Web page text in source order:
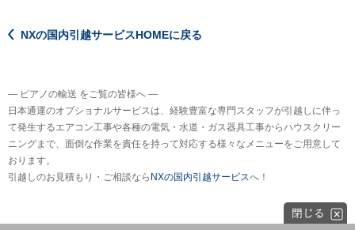
NXの国内引越サービスHOMEに戻る
― ピアノの輸送 をご覧の皆様へ ―
日本通運のオプショナルサービスは、経験豊富な専門スタッフが引越しに伴っ
て発生するエアコン工事や各種の電気・水道・ガス器具工事からハウスクリー
ニングまで、面倒な作業を責任を持って対応する様々なメニューをご用意して
おります。
引越しのお見積もり・ご相談なら NXの国内引越サービスへ！